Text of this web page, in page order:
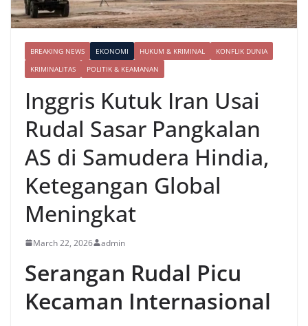
BREAKING NEWS EKONOMI HUKUM & KRIMINAL
KONFLIK DUNIA
KRIMINALITAS
POLITIK & KEAMANAN
Inggris Kutuk Iran Usai
Rudal Sasar Pangkalan
AS di Samudera Hindia,
Ketegangan Global
Meningkat
March 22, 2026 admin
Serangan Rudal Picu
Kecaman Internasional